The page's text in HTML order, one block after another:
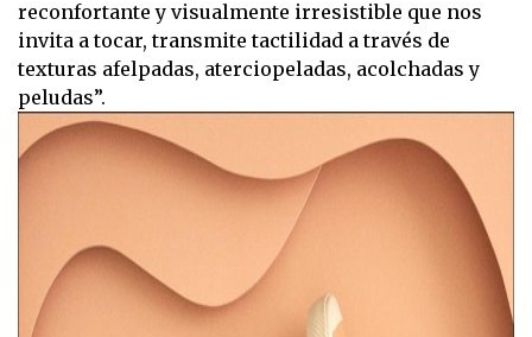
reconfortante y visualmente irresistible que nos
invita a tocar, transmite tactilidad a través de
texturas afelpadas, aterciopeladas, acolchadas y
peludas”.